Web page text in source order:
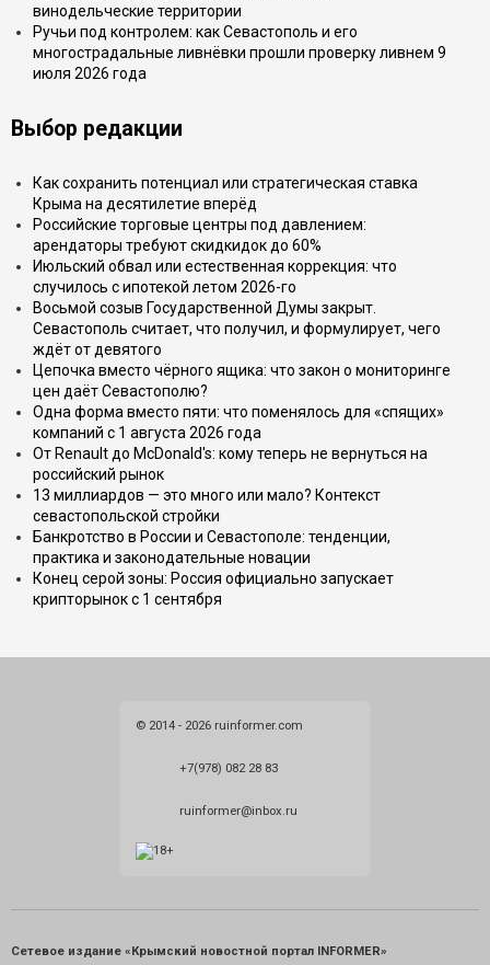
винодельческие территории
Ручьи под контролем: как Севастополь и его
многострадальные ливнёвки прошли проверку ливнем 9
июля 2026 года
Выбор редакции
Как сохранить потенциал или стратегическая ставка
Крыма на десятилетие вперёд
Российские торговые центры под давлением:
арендаторы требуют скидкидок до 60%
Июльский обвал или естественная коррекция: что
случилось с ипотекой летом 2026-го
Восьмой созыв Государственной Думы закрыт.
Севастополь считает, что получил, и формулирует, чего
ждёт от девятого
Цепочка вместо чёрного ящика: что закон о мониторинге
цен даёт Севастополю?
Одна форма вместо пяти: что поменялось для «спящих»
компаний с 1 августа 2026 года
От Renault до McDonald's: кому теперь не вернуться на
российский рынок
13 миллиардов — это много или мало? Контекст
севастопольской стройки
Банкротство в России и Севастополе: тенденции,
практика и законодательные новации
Конец серой зоны: Россия официально запускает
крипторынок с 1 сентября
© 2014 - 2026 ruinformer.com
+7(978) 082 28 83
ruinformer@inbox.ru
Сетевое издание «Крымский новостной портал INFORMER»